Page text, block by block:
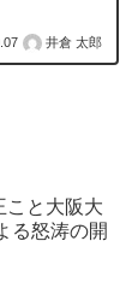
井倉 太郎
こと大阪大
る怒涛の開